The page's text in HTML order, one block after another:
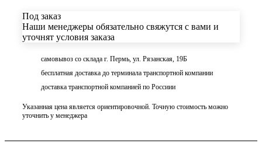
Под заказ
Наши менеджеры обязательно свяжутся с вами и
уточнят условия заказа
самовывоз со склада г. Пермь, ул. Рязанская, 19Б
бесплатная доставка до терминала транспортной компании
доставка транспортной компанией по Россиии
Указанная цена является ориентировочной. Точную стоимость можно
уточнить у менеджера